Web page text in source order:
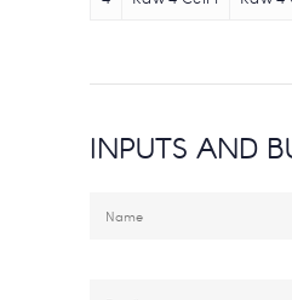
INPUTS AND